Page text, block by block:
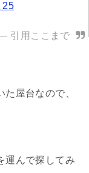
25
屋台なので、
運んで探してみ